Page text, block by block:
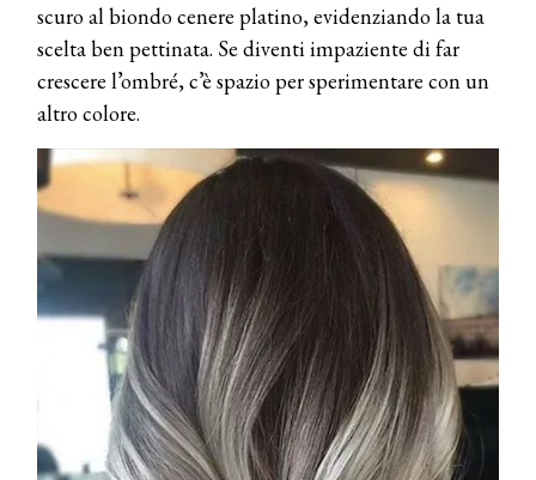
scuro al biondo cenere platino, evidenziando la tua
scelta ben pettinata. Se diventi impaziente di far
crescere l’ombré, c’è spazio per sperimentare con un
altro colore.